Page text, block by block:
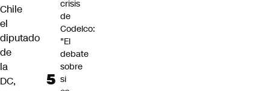
Chile
el
diputado
de
la
DC,
crisis
de
Codelco:
"El
debate
sobre
si